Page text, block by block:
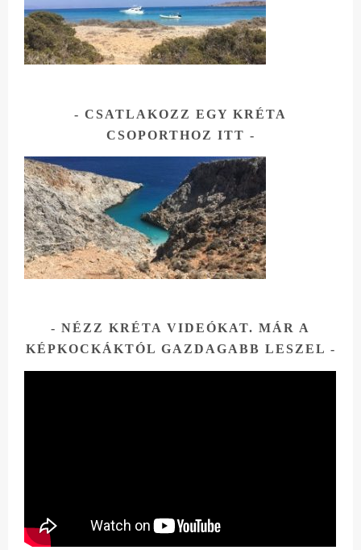
CSATLAKOZZ EGY KRÉTA
CSOPORTHOZ ITT
NÉZZ KRÉTA VIDEÓKAT. MÁR A
KÉPKOCKÁKTÓL GAZDAGABB LESZEL